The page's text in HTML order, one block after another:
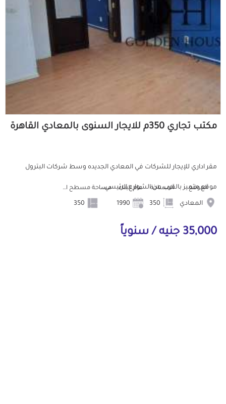
مكتب تجاري 350م للايجار السنوى بالمعادي القاهرة
مقر اداري للإيجار للشركات في المعادي الجديده وسط شركات البترول
موقع متميز بالقرب من الشوارع الرئيسي...
الموقع
المعادي
المساحة عام البناء مساحة مسطح البناء
35,000 جنيه / سنوياً